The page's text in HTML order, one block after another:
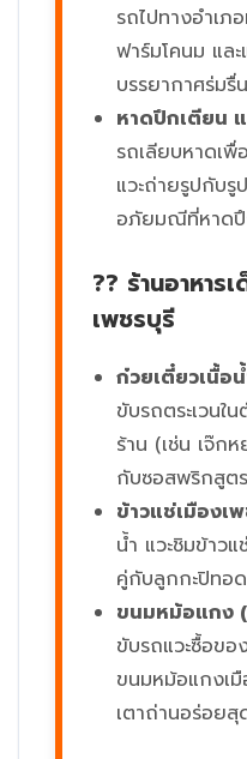
รถไปทางอำเ
ฟาร์มโคนม แล
บรรยากาศร่มรื่
หาดปึกเตียน
รถเลียบหาดเ
แวะถ่ายรูปกับรู
อภัยมณีที่หาดปึ
?? ร้านอาหาร
เพชรบุรี
ก๋วยเตี๋ยวเนื้อ
ขับรถตระเวนใ
ร้าน (เช่น เจ๊ก
กับซอสพริกสูตร
ข้าวแช่เมืองเ
น้ำ แวะชิมข้าว
คู่กับลูกกะปิทอด
ขนมหม้อแกง
ขับรถแวะซื้อขอ
ขนมหม้อแกงเ
เตาถ่านอร่อยสุ